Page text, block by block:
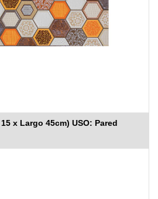
x Largo 45cm) USO: Pared